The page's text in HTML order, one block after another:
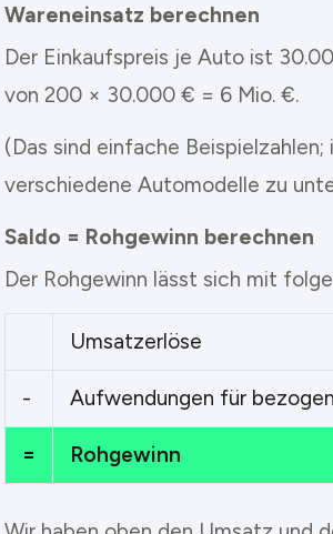
Wareneinsatz berechnen
Der Einkaufspreis je Auto ist
von 200 × 30.000 € = 6 Mio. €.
(Das sind einfache
verschiedene Automodelle zu
Saldo = Rohgewinn berechnen
Der Rohgewinn lässt sich mit
Umsatzerlöse
- Aufwendungen für
= Rohgewinn